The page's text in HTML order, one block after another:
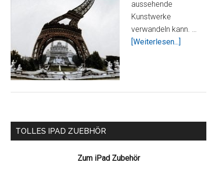
aussehende
Kunstwerke
verwandeln kann. …
[Weiterlesen...]
Seitenspalte
TOLLES IPAD ZUEBHÖR
Zum iPad Zubehör